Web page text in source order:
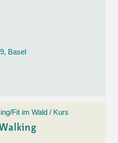
Basel
Fit im Wald / Kurs